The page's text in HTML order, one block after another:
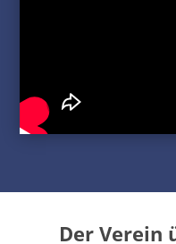
Der Verein